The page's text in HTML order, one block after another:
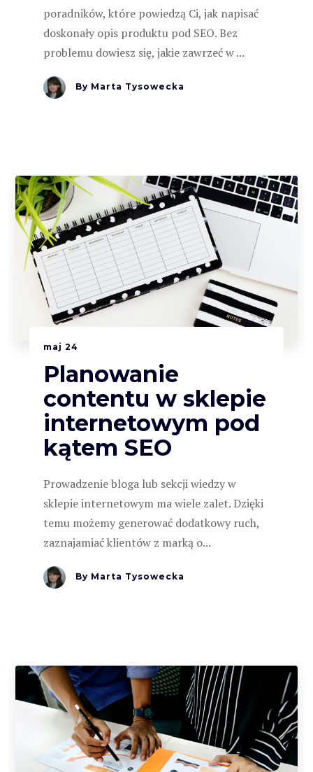
poradników, które powiedzą Ci, jak napisać
doskonały opis produktu pod SEO. Bez
problemu dowiesz się, jakie zawrzeć w ...
By Marta Tysowecka
maj 24
Planowanie
contentu w sklepie
internetowym pod
kątem SEO
Prowadzenie bloga lub sekcji wiedzy w
sklepie internetowym ma wiele zalet. Dzięki
temu możemy generować dodatkowy ruch,
zaznajamiać klientów z marką o...
By Marta Tysowecka